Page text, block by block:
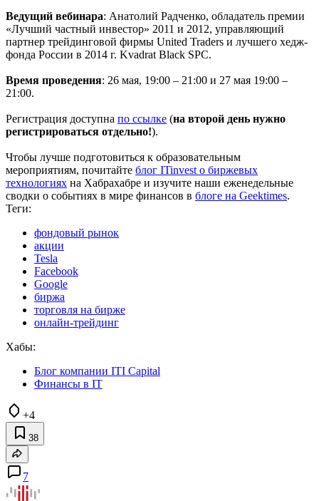
Ведущий вебинара: Анатолий Радченко, обладатель премии
«Лучший частный инвестор» 2011 и 2012, управляющий
партнер трейдинговой фирмы United Traders и лучшего хедж-
фонда России в 2014 г. Kvadrat Black SPC.
Время проведения: 26 мая, 19:00 – 21:00 и 27 мая 19:00 –
21:00.
Регистрация доступна по ссылке (на второй день нужно
регистрироваться отдельно!).
Чтобы лучше подготовиться к образовательным
мероприятиям, почитайте блог ITinvest о биржевых
технологиях на Хабрахабре и изучите наши еженедельные
сводки о событиях в мире финансов в блоге на Geektimes.
Теги:
фондовый рынок
акции
Tesla
Facebook
Google
биржа
торговля на бирже
онлайн-трейдинг
Хабы:
Блог компании ITI Capital
Финансы в IT
+4
38
7